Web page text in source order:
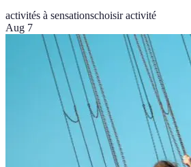
activités à sensationschoisir activité
Aug 7